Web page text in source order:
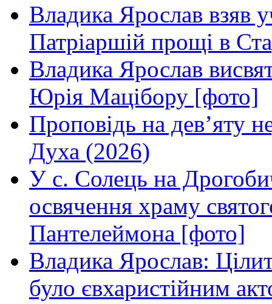
Владика Ярослав взяв
Патріаршій прощі в
Владика Ярослав
Юрія Мацібору [фото]
Проповідь на дев’яту
Духа (2026)
У с. Солець на
освячення храму
Пантелеймона [фото]
Владика Ярослав:
було євхаристійним